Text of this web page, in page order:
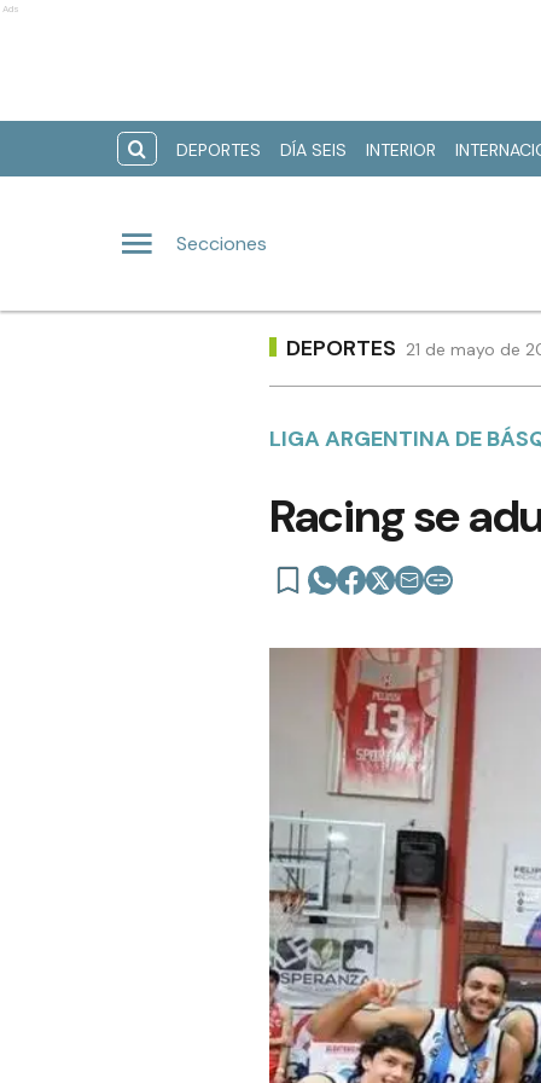
Ads
DEPORTES DÍA SEIS INTERIOR
Secciones
DEPORTES 21 de mayo de
LIGA ARGENTINA DE
Racing se